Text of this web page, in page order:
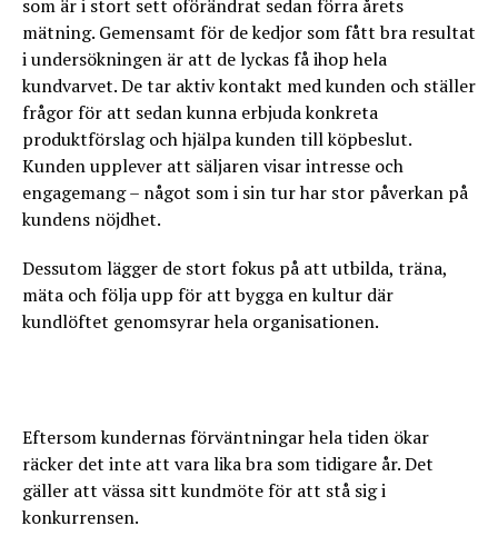
som är i stort sett oförändrat sedan förra årets
mätning. Gemensamt för de kedjor som fått bra resultat
i undersökningen är att de lyckas få ihop hela
kundvarvet. De tar aktiv kontakt med kunden och ställer
frågor för att sedan kunna erbjuda konkreta
produktförslag och hjälpa kunden till köpbeslut.
Kunden upplever att säljaren visar intresse och
engagemang – något som i sin tur har stor påverkan på
kundens nöjdhet.
Dessutom lägger de stort fokus på att utbilda, träna,
mäta och följa upp för att bygga en kultur där
kundlöftet genomsyrar hela organisationen.
Eftersom kundernas förväntningar hela tiden ökar
räcker det inte att vara lika bra som tidigare år. Det
gäller att vässa sitt kundmöte för att stå sig i
konkurrensen.